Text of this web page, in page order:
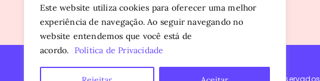
Este website utiliza cookies para oferecer uma melhor
experiência de navegação. Ao seguir navegando no
website entendemos que você está de
acordo. Política de Privacidade
SAIBA MAIS
Copyright © 2016 - 2026 Sopa Alternativa. Todos os direitos reservados.